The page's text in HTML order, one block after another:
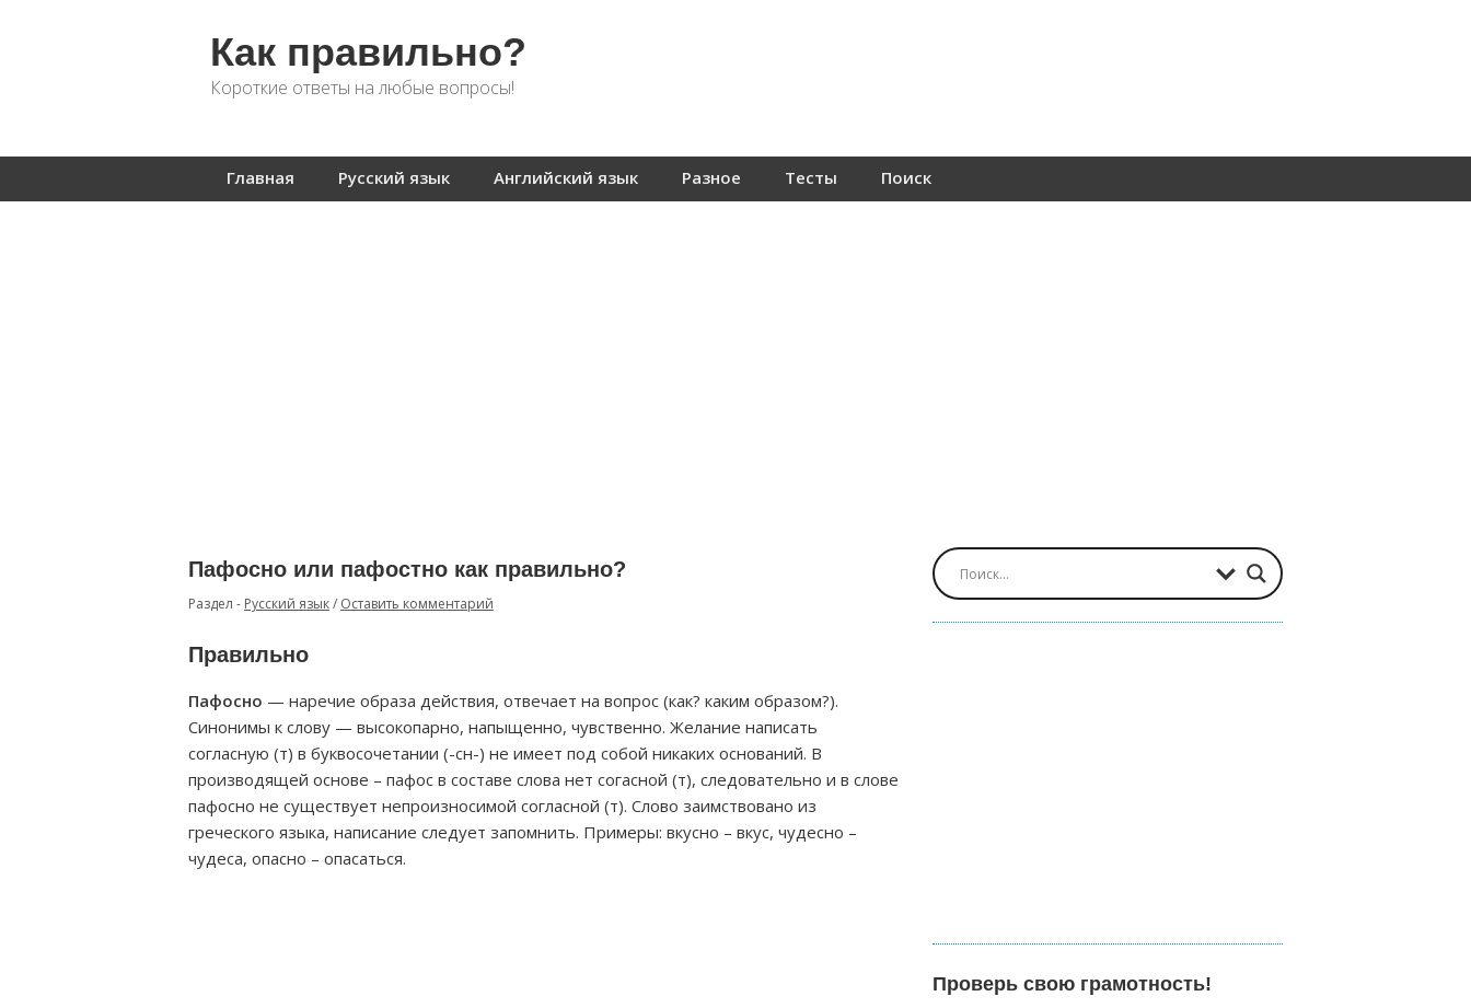
Как правильно?
Короткие ответы на любые вопросы!
Главная Русский язык Английский язык Разное Тесты Поиск
Пафосно или пафостно как правильно?
Раздел - Русский язык/ Оставить комментарий
Правильно
Пафосно — наречие образа действия, отвечает на вопрос (как? каким образом?).
Синонимы к слову — высокопарно, напыщенно, чувственно. Желание написать
согласную (т) в буквосочетании (-сн-) не имеет под собой никаких оснований. В
производящей основе – пафос в составе слова нет согасной (т), следовательно и в слове
пафосно не существует непроизносимой согласной (т). Слово заимствовано из
греческого языка, написание следует запомнить. Примеры: вкусно – вкус, чудесно –
чудеса, опасно – опасаться.
Проверь свою грамотность!